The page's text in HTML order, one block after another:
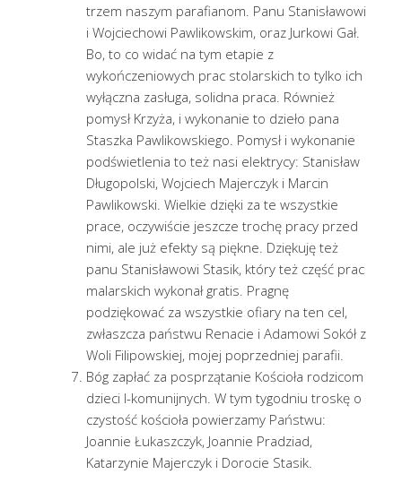
trzem naszym parafianom. Panu Stanisławowi
i Wojciechowi Pawlikowskim, oraz Jurkowi Gał.
Bo, to co widać na tym etapie z
wykończeniowych prac stolarskich to tylko ich
wyłączna zasługa, solidna praca. Również
pomysł Krzyża, i wykonanie to dzieło pana
Staszka Pawlikowskiego. Pomysł i wykonanie
podświetlenia to też nasi elektrycy: Stanisław
Długopolski, Wojciech Majerczyk i Marcin
Pawlikowski. Wielkie dzięki za te wszystkie
prace, oczywiście jeszcze trochę pracy przed
nimi, ale już efekty są piękne. Dziękuję też
panu Stanisławowi Stasik, który też część prac
malarskich wykonał gratis. Pragnę
podziękować za wszystkie ofiary na ten cel,
zwłaszcza państwu Renacie i Adamowi Sokół z
Woli Filipowskiej, mojej poprzedniej parafii.
Bóg zapłać za posprzątanie Kościoła rodzicom
dzieci I-komunijnych. W tym tygodniu troskę o
czystość kościoła powierzamy Państwu:
Joannie Łukaszczyk, Joannie Pradziad,
Katarzynie Majerczyk i Dorocie Stasik.